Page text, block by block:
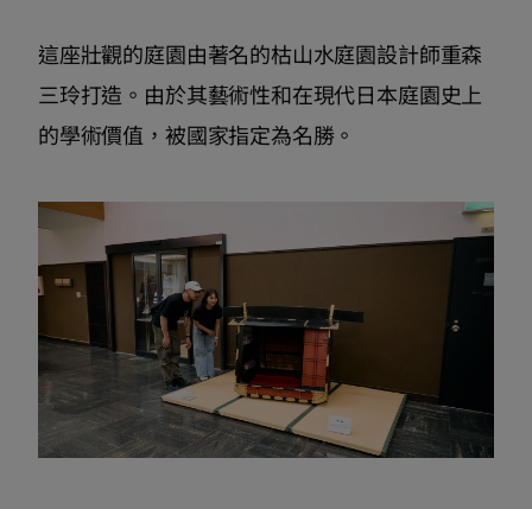
這座壯觀的庭園由著名的枯山水庭園設計師重森
三玲打造。由於其藝術性和在現代日本庭園史上
的學術價值，被國家指定為名勝。